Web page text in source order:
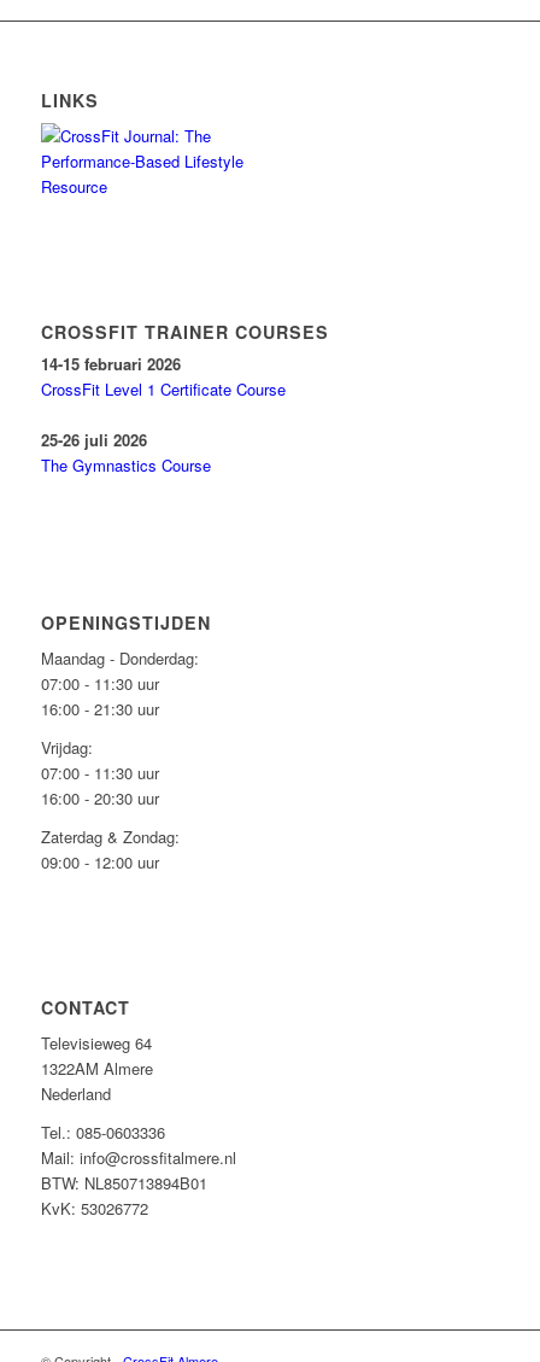
LINKS
CROSSFIT TRAINER COURSES
14-15 februari 2026
CrossFit Level 1 Certificate Course
25-26 juli 2026
The Gymnastics Course
OPENINGSTIJDEN
Maandag - Donderdag:
07:00 - 11:30 uur
16:00 - 21:30 uur
Vrijdag:
07:00 - 11:30 uur
16:00 - 20:30 uur
Zaterdag & Zondag:
09:00 - 12:00 uur
CONTACT
Televisieweg 64
1322AM Almere
Nederland
Tel.: 085-0603336
Mail: info@crossfitalmere.nl
BTW: NL850713894B01
KvK: 53026772